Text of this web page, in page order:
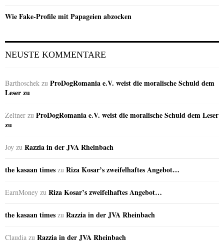
Wie Fake-Profile mit Papageien abzocken
NEUSTE KOMMENTARE
Barthoschek zu ProDogRomania e.V. weist die moralische Schuld dem
Leser zu
Zeltner zu ProDogRomania e.V. weist die moralische Schuld dem Leser
zu
Joy zu Razzia in der JVA Rheinbach
the kasaan times zu Riza Kosar’s zweifelhaftes Angebot…
EarnMoney zu Riza Kosar’s zweifelhaftes Angebot…
the kasaan times zu Razzia in der JVA Rheinbach
Claudia zu Razzia in der JVA Rheinbach